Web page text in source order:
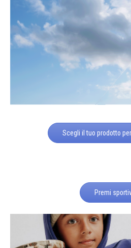
Scegli il tuo prodotto
Premi